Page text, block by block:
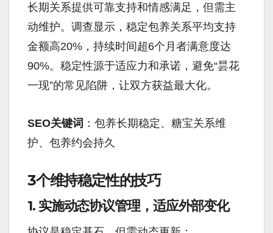
长期关系提供可靠支持和情感满足，但需主
动维护。调查显示，稳定包养关系平均支持
金额高20%，持续时间超6个月者满意度达
90%。稳定性源于适应力和承诺，避免“昙花
一现”的常见陷阱，让双方获益最大化。
SEO关键词 ：包养长期稳定、糖宝关系维
护、包养约会持久
3个维持稳定性的技巧
1. 实施动态协议管理，适应外部变化